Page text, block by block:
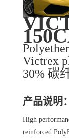
Victrex
30% 碳
产品说明：
High
reinforced